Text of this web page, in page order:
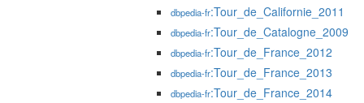
dbpedia-fr:Tour_de_Californie_2011
dbpedia-fr:Tour_de_Catalogne_2009
dbpedia-fr:Tour_de_France_2012
dbpedia-fr:Tour_de_France_2013
dbpedia-fr:Tour_de_France_2014